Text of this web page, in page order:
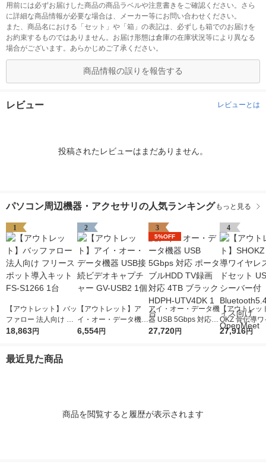
用前には必ずお届けした商品の商品ラベルや注意書きをご確認ください。さら
に詳細な商品情報が必要な場合は、メーカー等にお問い合わせください。
また、商品名における「セット」や「箱」の表記は、必ずしも箱でのお届けを
お約束するものではありません。お届け形態は倉庫の在庫状況等により異なる
場合がございます。あらかじめご了承ください。
商品情報の誤りを報告する
レビュー レビューとは
投稿されたレビューはまだありません。
パソコン周辺機器・アクセサリの人気ランキング もっと見る
1
【アウトレット】バッ
ファロー 法人向け フ
リースポット導入キッ
18,863円
2
【アウトレット】ア
イ・オー・データ機器
USB接続ビデオキャ
6,554円
3
5%OFF
アイ・オー・データ機
器 USB 5Gbps 対応
ポータブルHDD TV録
27,720円
4
【アウトレッ
OKZ 骨伝導
スヘッドセッ
27,916円
最近見た商品
商品を閲覧すると履歴が表示されます